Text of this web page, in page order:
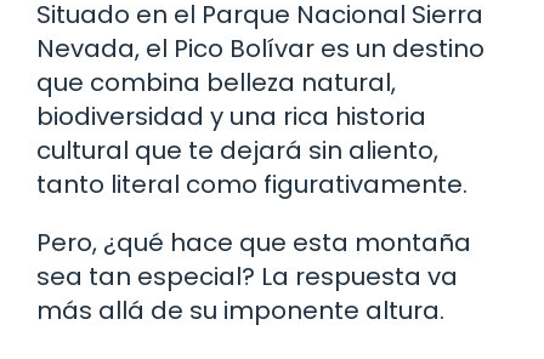
Situado en el Parque Nacional Sierra
Nevada, el Pico Bolívar es un destino
que combina belleza natural,
biodiversidad y una rica historia
cultural que te dejará sin aliento,
tanto literal como figurativamente.
Pero, ¿qué hace que esta montaña
sea tan especial? La respuesta va
más allá de su imponente altura.